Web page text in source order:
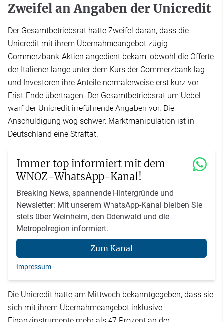
Zweifel an Angaben der Unicredit
Der Gesamtbetriebsrat hatte Zweifel daran, dass die
Unicredit mit ihrem Übernahmeangebot zügig
Commerzbank-Aktien angedient bekam, obwohl die Offerte
der Italiener lange unter dem Kurs der Commerzbank lag
und Investoren ihre Anteile normalerweise erst kurz vor
Frist-Ende übertragen. Der Gesamtbetriebsrat um Uebel
warf der Unicredit irreführende Angaben vor. Die
Anschuldigung wog schwer: Marktmanipulation ist in
Deutschland eine Straftat.
Immer top informiert mit dem
WNOZ-WhatsApp-Kanal!
Breaking News, spannende Hintergründe und
Newsletter: Mit unserem WhatsApp-Kanal bleiben Sie
stets über Weinheim, den Odenwald und die
Metropolregion informiert.
Zum Kanal
Impressum
Die Unicredit hatte am Mittwoch bekanntgegeben, dass sie
sich mit ihrem Übernahmeangebot inklusive